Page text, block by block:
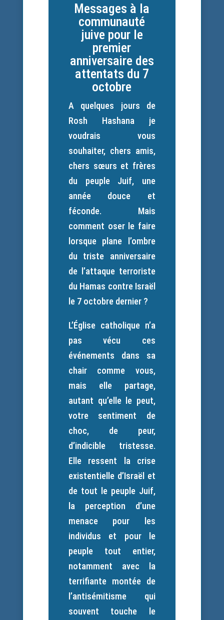
Messages à la
communauté
juive pour le
premier
anniversaire des
attentats du 7
octobre
A quelques jours de
Rosh Hashana je
voudrais vous
souhaiter, chers amis,
chers sœurs et frères
du peuple Juif, une
année douce et
féconde. Mais
comment oser le faire
lorsque plane l’ombre
du triste anniversaire
de l’attaque terroriste
du Hamas contre Israël
le 7 octobre dernier ?
L’Église catholique n’a
pas vécu ces
événements dans sa
chair comme vous,
mais elle partage,
autant qu’elle le peut,
votre sentiment de
choc, de peur,
d’indicible tristesse.
Elle ressent la crise
existentielle d’Israël et
de tout le peuple Juif,
la perception d’une
menace pour les
individus et pour le
peuple tout entier,
notamment avec la
terrifiante montée de
l’antisémitisme qui
souvent touche le